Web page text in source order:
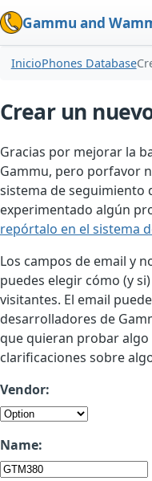
Gammu and
InicioPhones Database
Crear un
Gracias por mejorar la
Gammu, pero porfavor
sistema de seguimiento
experimentado algún
repórtalo en el sistema
Los campos de email y
puedes elegir cómo (y
visitantes. El email
desarrolladores de
que quieran probar
clarificaciones sobre
Vendor:
Name: